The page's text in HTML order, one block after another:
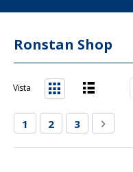
Ronstan Shop
Pagina
Attualmente stai
1 Pagina
2 Pagina
3 Pagina
Vista